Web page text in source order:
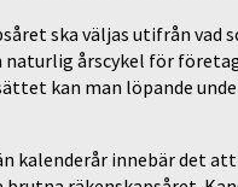
ska väljas utifrån vad
årscykel för
kan man löpande
kalenderår innebär det